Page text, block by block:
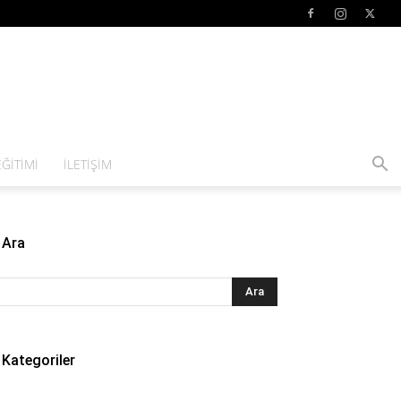
İLETIŞIM
Ara
Kategoriler